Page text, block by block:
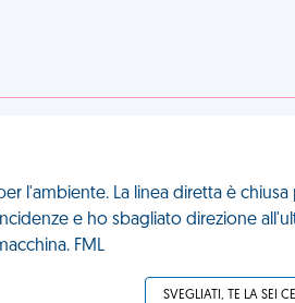
l'ambiente. La linea diretta è chiusa
e ho sbagliato direzione
FML
SVEGLIATI, TE LA SEI